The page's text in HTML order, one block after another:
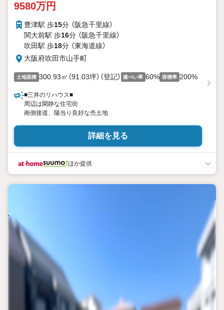
9580万円
豊津駅 歩15分 （阪急千里線）
関大前駅 歩16分 （阪急千里線）
吹田駅 歩18分 （東海道線）
大阪府吹田市山手町
土地面積 300.93㎡（91.03坪）（登記） 建ぺい率 60% 容積率 200%
■三井のリハウス■
周辺は閑静な住宅街
南側接道、陽当り良好な売土地
詳細を見る
ほか提供